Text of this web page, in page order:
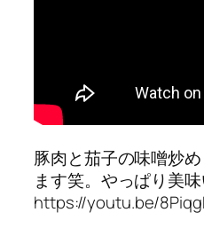
豚肉と茄子の味噌炒
ます笑。やっぱり美味
https://youtu.be/